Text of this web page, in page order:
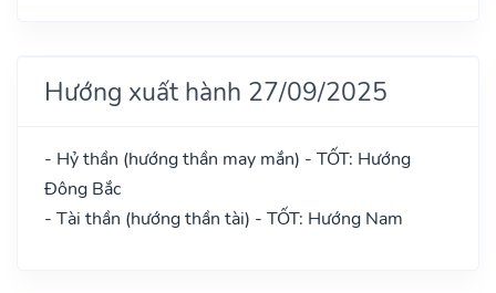
Hướng xuất hành 27/09/2025
- Hỷ thần (hướng thần may mắn) - TỐT: Hướng
Đông Bắc
- Tài thần (hướng thần tài) - TỐT: Hướng Nam